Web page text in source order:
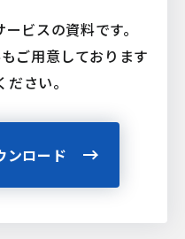
ビスの資料です。
ご用意しております
さい。
ンロード